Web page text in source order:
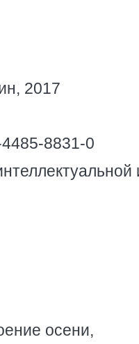
2017
8831-0
осени,